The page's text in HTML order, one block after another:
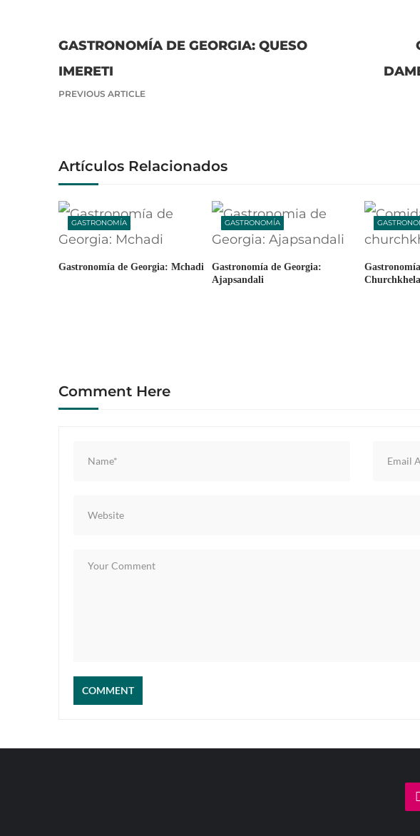
P
o
s
v
g
a
i
GASTRONOMÍA DE GEORGIA: QUESO
IMERETI
PREVIOUS ARTICLE
Artículos Relacionados
GASTRONOMÍA
Gastronomía de Georgia: Mchadi
GASTRONOMÍA
Gastronomía de Georgia:
Ajapsandali
Churchkhela
Comment Here